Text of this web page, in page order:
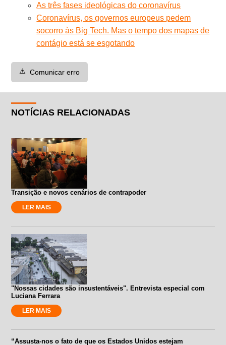
As três fases ideológicas do coronavírus
Coronavírus, os governos europeus pedem
socorro às Big Tech. Mas o tempo dos mapas de
contágio está se esgotando
⚠️ Comunicar erro
NOTÍCIAS RELACIONADAS
Transição e novos cenários de contrapoder
LER MAIS
"Nossas cidades são insustentáveis". Entrevista especial com
Luciana Ferrara
LER MAIS
“Assusta-nos o fato de que os Estados Unidos estejam